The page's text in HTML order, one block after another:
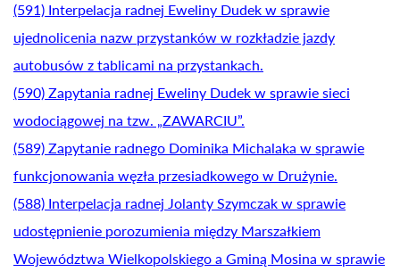
(591) Interpelacja radnej Eweliny Dudek w sprawie
ujednolicenia nazw przystanków w rozkładzie jazdy
autobusów z tablicami na przystankach.
(590) Zapytania radnej Eweliny Dudek w sprawie sieci
wodociągowej na tzw. „ZAWARCIU”.
(589) Zapytanie radnego Dominika Michalaka w sprawie
funkcjonowania węzła przesiadkowego w Drużynie.
(588) Interpelacja radnej Jolanty Szymczak w sprawie
udostępnienie porozumienia między Marszałkiem
Województwa Wielkopolskiego a Gminą Mosina w sprawie